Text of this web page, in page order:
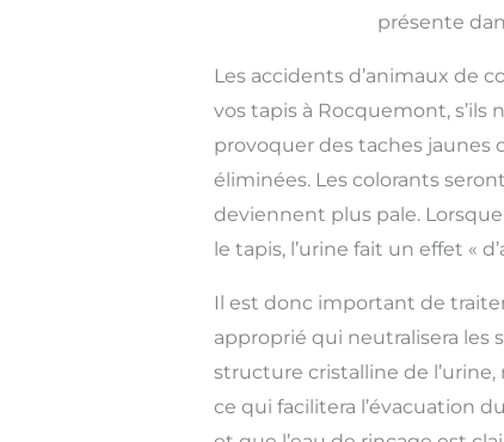
présente
Les accidents d’animaux de
vos tapis à Rocquemont, s’ils
provoquer des taches jaunes
éliminées. Les colorants
deviennent plus pale.
le tapis, l’urine fait un effet «
Il est donc important de
approprié qui neutralisera les
structure cristalline de
ce qui facilitera l’évacuation